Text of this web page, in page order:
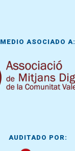
MEDIO ASOCIADO A:
AUDITADO POR: